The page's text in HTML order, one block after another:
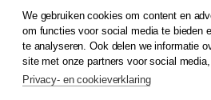
© 2026Koninklijke Boom uitgevers
Klantenservice
Service & informatie
Contact
We gebruiken cookies om content en
om functies voor social media te bieden
te analyseren. Ook delen we informatie
site met onze partners voor social
Privacy- en cookieverklaring